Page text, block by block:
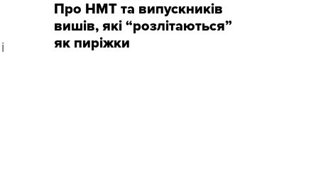
Про НМТ та випускників
вишів, які “розлітаються”
як пиріжки